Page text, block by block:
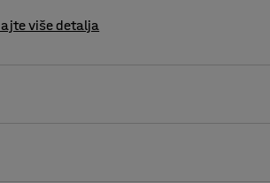
više detalja
jedan kraj polica na bilo kojoj